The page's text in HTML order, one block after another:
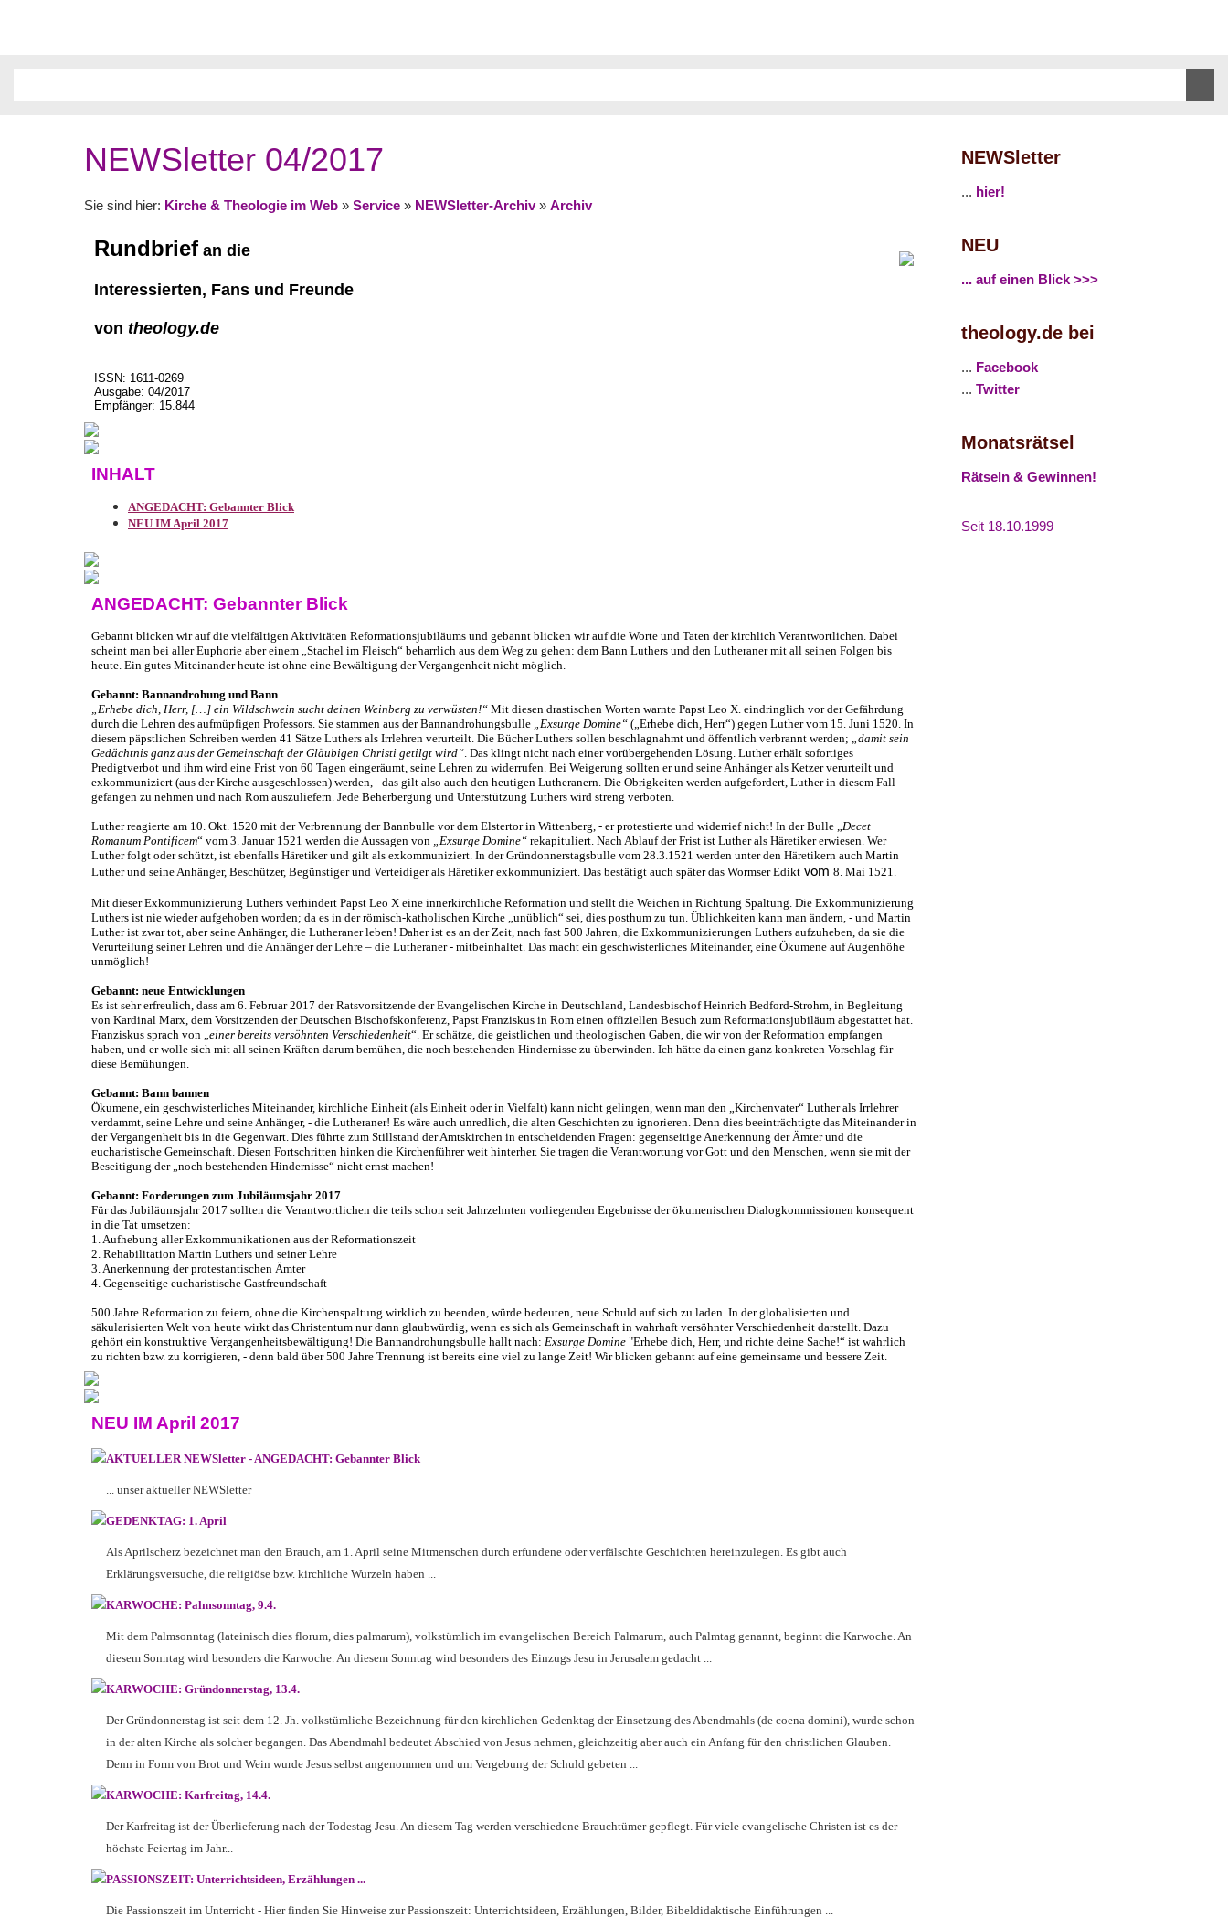
NEWSletter 04/2017
Sie sind hier: Kirche & Theologie im Web » Service » NEWSletter-Archiv» Archiv
Rundbrief an die
Interessierten, Fans und Freunde
von theology.de
ISSN: 1611-0269
Ausgabe: 04/2017
Empfänger: 15.844
INHALT
ANGEDACHT: Gebannter Blick
NEU IM April 2017
ANGEDACHT: Gebannter Blick
Gebannt blicken wir auf die vielfältigen Aktivitäten Reformationsjubiläums und gebannt blicken wir auf die Worte und Taten der kirchlich Verantwortlichen. Dabei
scheint man bei aller Euphorie aber einem „Stachel im Fleisch“ beharrlich aus dem Weg zu gehen: dem Bann Luthers und den Lutheraner mit all seinen Folgen bis
heute. Ein gutes Miteinander heute ist ohne eine Bewältigung der Vergangenheit nicht möglich.
Gebannt: Bannandrohung und Bann
„Erhebe dich, Herr, […] ein Wildschwein sucht deinen Weinberg zu verwüsten!“ Mit diesen drastischen Worten warnte Papst Leo X. eindringlich vor der Gefährdung
durch die Lehren des aufmüpfigen Professors. Sie stammen aus der Bannandrohungsbulle „Exsurge Domine“ („Erhebe dich, Herr“) gegen Luther vom 15. Juni 1520. In
diesem päpstlichen Schreiben werden 41 Sätze Luthers als Irrlehren verurteilt. Die Bücher Luthers sollen beschlagnahmt und öffentlich verbrannt werden; „damit sein
Gedächtnis ganz aus der Gemeinschaft der Gläubigen Christi getilgt wird“. Das klingt nicht nach einer vorübergehenden Lösung. Luther erhält sofortiges
Predigtverbot und ihm wird eine Frist von 60 Tagen eingeräumt, seine Lehren zu widerrufen. Bei Weigerung sollten er und seine Anhänger als Ketzer verurteilt und
exkommuniziert (aus der Kirche ausgeschlossen) werden, - das gilt also auch den heutigen Lutheranern. Die Obrigkeiten werden aufgefordert, Luther in diesem Fall
gefangen zu nehmen und nach Rom auszuliefern. Jede Beherbergung und Unterstützung Luthers wird streng verboten.
Luther reagierte am 10. Okt. 1520 mit der Verbrennung der Bannbulle vor dem Elstertor in Wittenberg, - er protestierte und widerrief nicht! In der Bulle „Decet
Romanum Pontificem“ vom 3. Januar 1521 werden die Aussagen von „Exsurge Domine“ rekapituliert. Nach Ablauf der Frist ist Luther als Häretiker erwiesen. Wer
Luther folgt oder schützt, ist ebenfalls Häretiker und gilt als exkommuniziert. In der Gründonnerstagsbulle vom 28.3.1521 werden unter den Häretikern auch Martin
Luther und seine Anhänger, Beschützer, Begünstiger und Verteidiger als Häretiker exkommuniziert. Das bestätigt auch später das Wormser Edikt vom 8. Mai 1521.
Mit dieser Exkommunizierung Luthers verhindert Papst Leo X eine innerkirchliche Reformation und stellt die Weichen in Richtung Spaltung. Die Exkommunizierung
Luthers ist nie wieder aufgehoben worden; da es in der römisch-katholischen Kirche „unüblich“ sei, dies posthum zu tun. Üblichkeiten kann man ändern, - und Martin
Luther ist zwar tot, aber seine Anhänger, die Lutheraner leben! Daher ist es an der Zeit, nach fast 500 Jahren, die Exkommunizierungen Luthers aufzuheben, da sie die
Verurteilung seiner Lehren und die Anhänger der Lehre – die Lutheraner - mitbeinhaltet. Das macht ein geschwisterliches Miteinander, eine Ökumene auf Augenhöhe
unmöglich!
Gebannt: neue Entwicklungen
Es ist sehr erfreulich, dass am 6. Februar 2017 der Ratsvorsitzende der Evangelischen Kirche in Deutschland, Landesbischof Heinrich Bedford-Strohm, in Begleitung
von Kardinal Marx, dem Vorsitzenden der Deutschen Bischofskonferenz, Papst Franziskus in Rom einen offiziellen Besuch zum Reformationsjubiläum abgestattet hat.
Franziskus sprach von „einer bereits versöhnten Verschiedenheit“. Er schätze, die geistlichen und theologischen Gaben, die wir von der Reformation empfangen
haben, und er wolle sich mit all seinen Kräften darum bemühen, die noch bestehenden Hindernisse zu überwinden. Ich hätte da einen ganz konkreten Vorschlag für
diese Bemühungen.
Gebannt: Bann bannen
Ökumene, ein geschwisterliches Miteinander, kirchliche Einheit (als Einheit oder in Vielfalt) kann nicht gelingen, wenn man den „Kirchenvater“ Luther als Irrlehrer
verdammt, seine Lehre und seine Anhänger, - die Lutheraner! Es wäre auch unredlich, die alten Geschichten zu ignorieren. Denn dies beeinträchtigte das Miteinander in
der Vergangenheit bis in die Gegenwart. Dies führte zum Stillstand der Amtskirchen in entscheidenden Fragen: gegenseitige Anerkennung der Ämter und die
eucharistische Gemeinschaft. Diesen Fortschritten hinken die Kirchenführer weit hinterher. Sie tragen die Verantwortung vor Gott und den Menschen, wenn sie mit der
Beseitigung der „noch bestehenden Hindernisse“ nicht ernst machen!
Gebannt: Forderungen zum Jubiläumsjahr 2017
Für das Jubiläumsjahr 2017 sollten die Verantwortlichen die teils schon seit Jahrzehnten vorliegenden Ergebnisse der ökumenischen Dialogkommissionen konsequent
in die Tat umsetzen:
1. Aufhebung aller Exkommunikationen aus der Reformationszeit
2. Rehabilitation Martin Luthers und seiner Lehre
3. Anerkennung der protestantischen Ämter
4. Gegenseitige eucharistische Gastfreundschaft
500 Jahre Reformation zu feiern, ohne die Kirchenspaltung wirklich zu beenden, würde bedeuten, neue Schuld auf sich zu laden. In der globalisierten und
säkularisierten Welt von heute wirkt das Christentum nur dann glaubwürdig, wenn es sich als Gemeinschaft in wahrhaft versöhnter Verschiedenheit darstellt. Dazu
gehört ein konstruktive Vergangenheitsbewältigung! Die Bannandrohungsbulle hallt nach: Exsurge Domine "Erhebe dich, Herr, und richte deine Sache!“ ist wahrlich
zu richten bzw. zu korrigieren, - denn bald über 500 Jahre Trennung ist bereits eine viel zu lange Zeit! Wir blicken gebannt auf eine gemeinsame und bessere Zeit.
NEU IM April 2017
AKTUELLER NEWSletter - ANGEDACHT: Gebannter Blick
... unser aktueller NEWSletter
GEDENKTAG: 1. April
Als Aprilscherz bezeichnet man den Brauch, am 1. April seine Mitmenschen durch erfundene oder verfälschte Geschichten hereinzulegen. Es gibt auch
Erklärungsversuche, die religiöse bzw. kirchliche Wurzeln haben ...
KARWOCHE: Palmsonntag, 9.4.
Mit dem Palmsonntag (lateinisch dies florum, dies palmarum), volkstümlich im evangelischen Bereich Palmarum, auch Palmtag genannt, beginnt die Karwoche. An
diesem Sonntag wird besonders die Karwoche. An diesem Sonntag wird besonders des Einzugs Jesu in Jerusalem gedacht ...
KARWOCHE: Gründonnerstag, 13.4.
Der Gründonnerstag ist seit dem 12. Jh. volkstümliche Bezeichnung für den kirchlichen Gedenktag der Einsetzung des Abendmahls (de coena domini), wurde schon
in der alten Kirche als solcher begangen. Das Abendmahl bedeutet Abschied von Jesus nehmen, gleichzeitig aber auch ein Anfang für den christlichen Glauben.
Denn in Form von Brot und Wein wurde Jesus selbst angenommen und um Vergebung der Schuld gebeten ...
KARWOCHE: Karfreitag, 14.4.
Der Karfreitag ist der Überlieferung nach der Todestag Jesu. An diesem Tag werden verschiedene Brauchtümer gepflegt. Für viele evangelische Christen ist es der
höchste Feiertag im Jahr...
PASSIONSZEIT: Unterrichtsideen, Erzählungen ...
Die Passionszeit im Unterricht - Hier finden Sie Hinweise zur Passionszeit: Unterrichtsideen, Erzählungen, Bilder, Bibeldidaktische Einführungen ...
NEWSletter
... hier!
NEU
... auf einen Blick >>>
theology.de bei
... Facebook
... Twitter
Monatsrätsel
Rätseln & Gewinnen!
Seit 18.10.1999